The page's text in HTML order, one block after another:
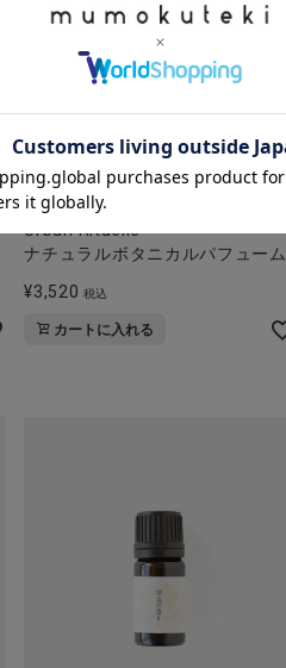
Urban Rituelle
ナチュラルボタニカルパフューム
¥3,520 税込
カートに入れる